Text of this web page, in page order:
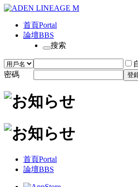
首頁Portal
論壇BBS
搜索
密碼
登
首頁Portal
論壇BBS